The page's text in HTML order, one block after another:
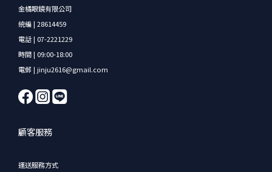
金橘眼鏡有限公司
統編 | 28614459
電話 | 07-2221229
時間 | 09:00-18:00
電郵 | jinju2616@gmail.com
顧客服務
運送服務方式